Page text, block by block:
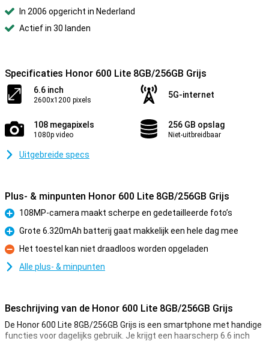
In 2006 opgericht in Nederland
Actief in 30 landen
Specificaties Honor 600 Lite 8GB/256GB Grijs
6.6 inch
2600x1200 pixels
5G-internet
108 megapixels
1080p video
256 GB opslag
Niet-uitbreidbaar
Uitgebreide specs
Plus- & minpunten Honor 600 Lite 8GB/256GB Grijs
Pluspunt
108MP-camera maakt scherpe en gedetailleerde foto’s
Pluspunt
Grote 6.320mAh batterij gaat makkelijk een hele dag mee
Minpunt
Het toestel kan niet draadloos worden opgeladen
Alle plus- & minpunten
Beschrijving van de Honor 600 Lite 8GB/256GB Grijs
De Honor 600 Lite 8GB/256GB Grijs is een smartphone met handige
functies voor dagelijks gebruik. Je krijgt een haarscherp 6.6 inch